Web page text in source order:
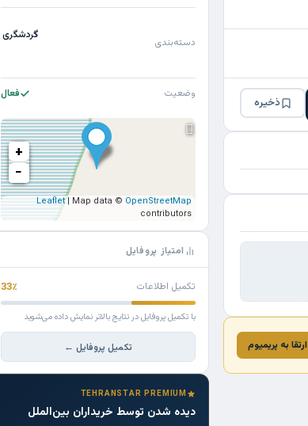
ذخیره
ارتقا به پریمیوم
دسته‌بندی
گردشگری
وضعیت فعال
+
−
Leaflet| Map data © OpenStreetMap
contributors
امتیاز پروفایل
تکمیل اطلاعات 33٪
با تکمیل پروفایل در نتایج بالاتر نمایش داده می‌شوید
تکمیل پروفایل ←
TEHRANSTAR PREMIUM
دیده شدن توسط خریداران بین‌الملل